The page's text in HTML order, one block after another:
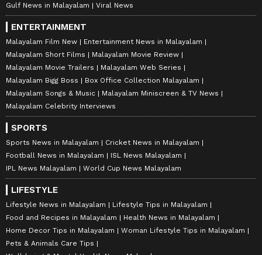
Gulf News in Malayalam
Viral News
ENTERTAINMENT
Malayalam Film New
Entertainment News in Malayalam
Malayalam Short Films
Malayalam Movie Review
Malayalam Movie Trailers
Malayalam Web Series
Malayalam Bigg Boss
Box Office Collection Malayalam
Malayalam Songs & Music
Malayalam Miniscreen & TV News
Malayalam Celebrity Interviews
SPORTS
Sports News in Malayalam
Cricket News in Malayalam
Football News in Malayalam
ISL News Malayalam
IPL News Malayalam
World Cup News Malayalam
LIFESTYLE
Lifestyle News in Malayalam
Lifestyle Tips in Malayalam
Food and Recipes in Malayalam
Health News in Malayalam
Home Decor Tips in Malayalam
Woman Lifestyle Tips in Malayalam
Pets & Animals Care Tips